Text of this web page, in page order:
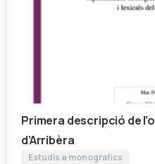
Primera descripció de
d’Arribèra
Estudis e monografics